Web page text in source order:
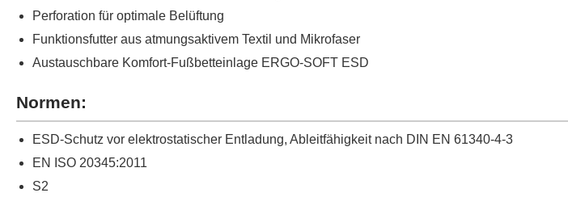
Perforation für optimale Belüftung
Funktionsfutter aus atmungsaktivem Textil und Mikrofaser
Austauschbare Komfort-Fußbetteinlage ERGO-SOFT ESD
Normen:
ESD-Schutz vor elektrostatischer Entladung, Ableitfähigkeit nach DIN EN 61340-4-3
EN ISO 20345:2011
S2